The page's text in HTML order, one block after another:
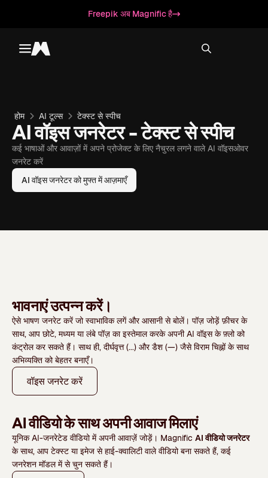
Freepik अब Magnific है
Toggle menu
Magnific
होम AI टूल्स टेक्स्ट से स्‍पीच
AI वॉइस जनरेटर - टेक्स्ट से स्‍पीच
कई भाषाओं और आवाज़ों में अपने प्रोजेक्ट के लिए नैचुरल लगने वाले AI वॉइसओवर
जनरेट करें
AI वॉइस जनरेटर को मुफ्त में आज़माएँ
भावनाएं उत्पन्न करें।
ऐसे भाषण जनरेट करें जो स्वाभाविक लगें और आसानी से बोलें। पॉज़ जोड़ें फ़ीचर के
साथ, आप छोटे, मध्यम या लंबे पॉज़ का इस्तेमाल करके अपनी AI वॉइस के फ़्लो को
कंट्रोल कर सकते हैं। साथ ही, दीर्घवृत्त (...) और डैश (—) जैसे विराम चिह्नों के साथ
अभिव्यक्ति को बेहतर बनाएँ।
वॉइस जनरेट करें
AI वीडियो के साथ अपनी आवाज मिलाएं
यूनिक AI-जनरेटेड वीडियो में अपनी आवाज़ें जोड़ें। Magnific AI वीडियो जनरेटर
के साथ, आप टेक्‍स्‍ट या इमेज से हाई-क्‍वालिटी वाले वीडियो बना सकते हैं, कई
जनरेशन मॉडल में से चुन सकते हैं।